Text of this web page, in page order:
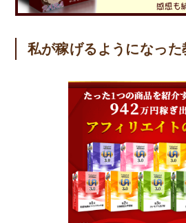
私が稼げるようになった